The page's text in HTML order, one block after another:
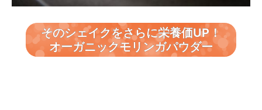
そのシェイクをさらに栄養価UP！
オーガニックモリンガパウダー